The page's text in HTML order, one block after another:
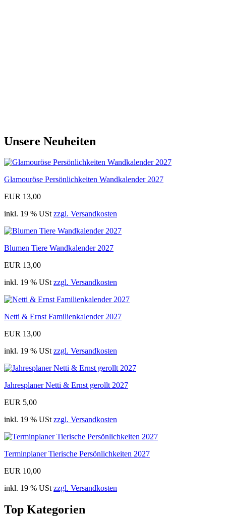
Unsere Neuheiten
Glamouröse Persönlichkeiten Wandkalender 2027
EUR 13,00
inkl. 19 % UStzzgl. Versandkosten
Blumen Tiere Wandkalender 2027
EUR 13,00
inkl. 19 % UStzzgl. Versandkosten
Netti & Ernst Familienkalender 2027
EUR 13,00
inkl. 19 % UStzzgl. Versandkosten
Jahresplaner Netti & Ernst gerollt 2027
EUR 5,00
inkl. 19 % UStzzgl. Versandkosten
Terminplaner Tierische Persönlichkeiten 2027
EUR 10,00
inkl. 19 % UStzzgl. Versandkosten
Top Kategorien